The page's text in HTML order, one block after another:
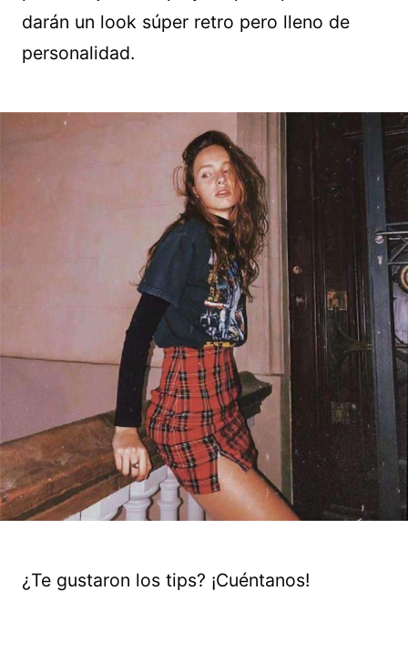
darán un look súper retro pero lleno de
personalidad.
¿Te gustaron los tips? ¡Cuéntanos!